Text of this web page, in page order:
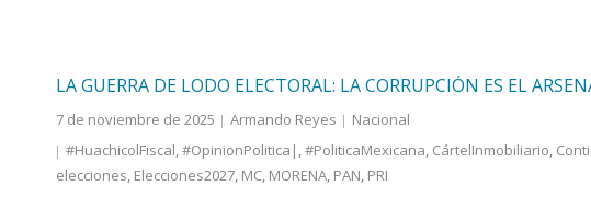
LA GUERRA DE LODO ELECTORAL: LA CORRUPCIÓN ES EL
7 de noviembre de 2025 Armando Reyes
Nacional
#HuachicolFiscal #OpinionPolitica| #PoliticaMexicana CártelInmobiliario
elecciones Elecciones2027, MC, MORENA, PAN PRI